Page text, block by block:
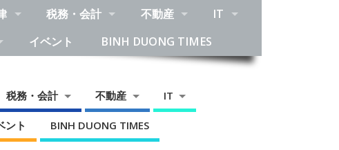
税務・会計 不動産
IT
イベント BINH DUONG TIMES
税務・会計 不動産 IT
ント BINH DUONG TIMES